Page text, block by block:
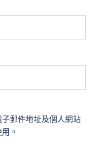
郵件地址及個人網站
。